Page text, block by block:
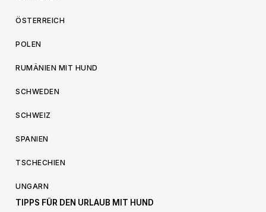
ÖSTERREICH
POLEN
RUMÄNIEN MIT HUND
SCHWEDEN
SCHWEIZ
SPANIEN
TSCHECHIEN
UNGARN
TIPPS FÜR DEN URLAUB MIT HUND